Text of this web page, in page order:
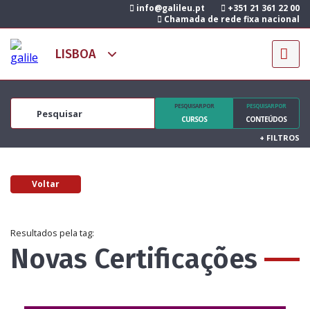
info@galileu.pt
+351 21 361 22 00
Chamada de rede fixa nacional
PESQUISAR POR
CURSOS
PESQUISAR POR
CONTEÚDOS
+ FILTROS
Voltar
Resultados pela tag:
Novas Certificações